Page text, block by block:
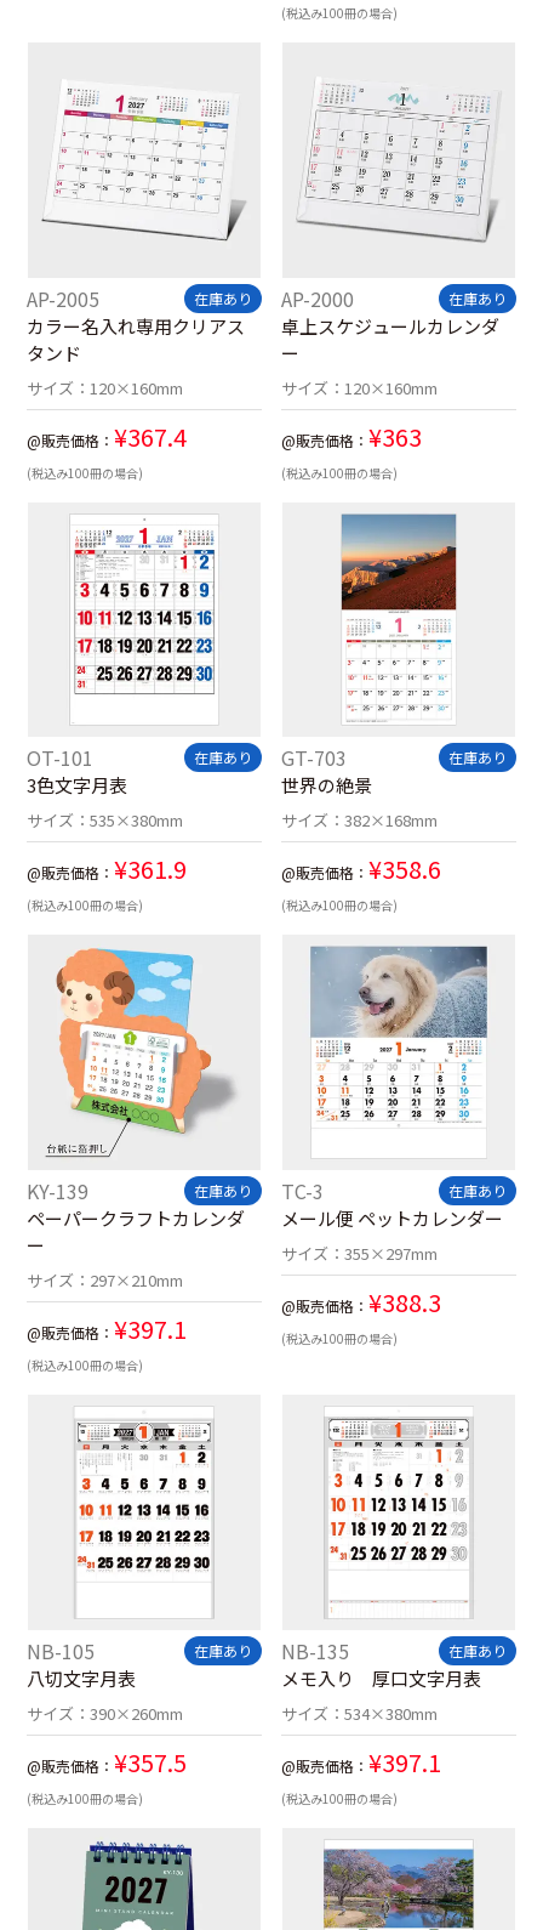
(税込み100冊の場合)
AP-2005 在庫あり
カラー名入れ専用クリアス
タンド
サイズ： 120×160mm
@販売価格： ¥367.4
(税込み100冊の場合)
AP-2000 在庫あり
卓上スケジュールカレンダ
ー
サイズ： 120×160mm
@販売価格： ¥363
(税込み100冊の場合)
OT-101 在庫あり
3色文字月表
サイズ：535×380mm
@販売価格： ¥361.9
(税込み100冊の場合)
GT-703 在庫あり
世界の絶景
サイズ： 382×168mm
@販売価格： ¥358.6
(税込み100冊の場合)
KY-139 在庫あり
ペーパークラフトカレンダ
ー
サイズ： 297×210mm
@販売価格： ¥397.1
(税込み100冊の場合)
TC-3 在庫あり
メール便 ペットカレンダー
サイズ： 355×297mm
@販売価格： ¥388.3
(税込み100冊の場合)
NB-105 在庫あり
八切文字月表
サイズ：390×260mm
@販売価格： ¥357.5
(税込み100冊の場合)
NB-135 在庫あり
メモ入り 厚口文字月表
サイズ： 534×380mm
@販売価格： ¥397.1
(税込み100冊の場合)